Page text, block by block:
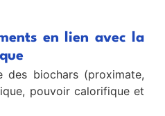
en lien avec la
des biochars (proximate,
pouvoir calorifique et